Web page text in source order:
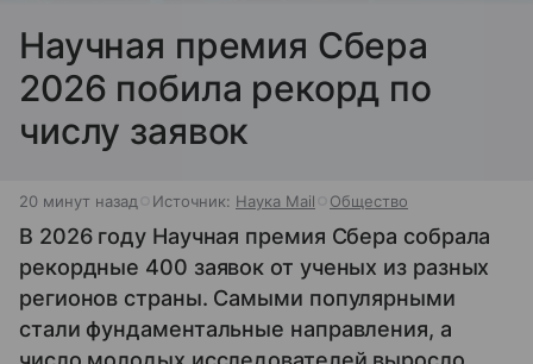
Научная премия Сбера
2026 побила рекорд по
числу заявок
20 минут назад Источник: Наука Mail Общество
В 2026 году Научная премия Сбера собрала
рекордные 400 заявок от ученых из разных
регионов страны. Самыми популярными
стали фундаментальные направления, а